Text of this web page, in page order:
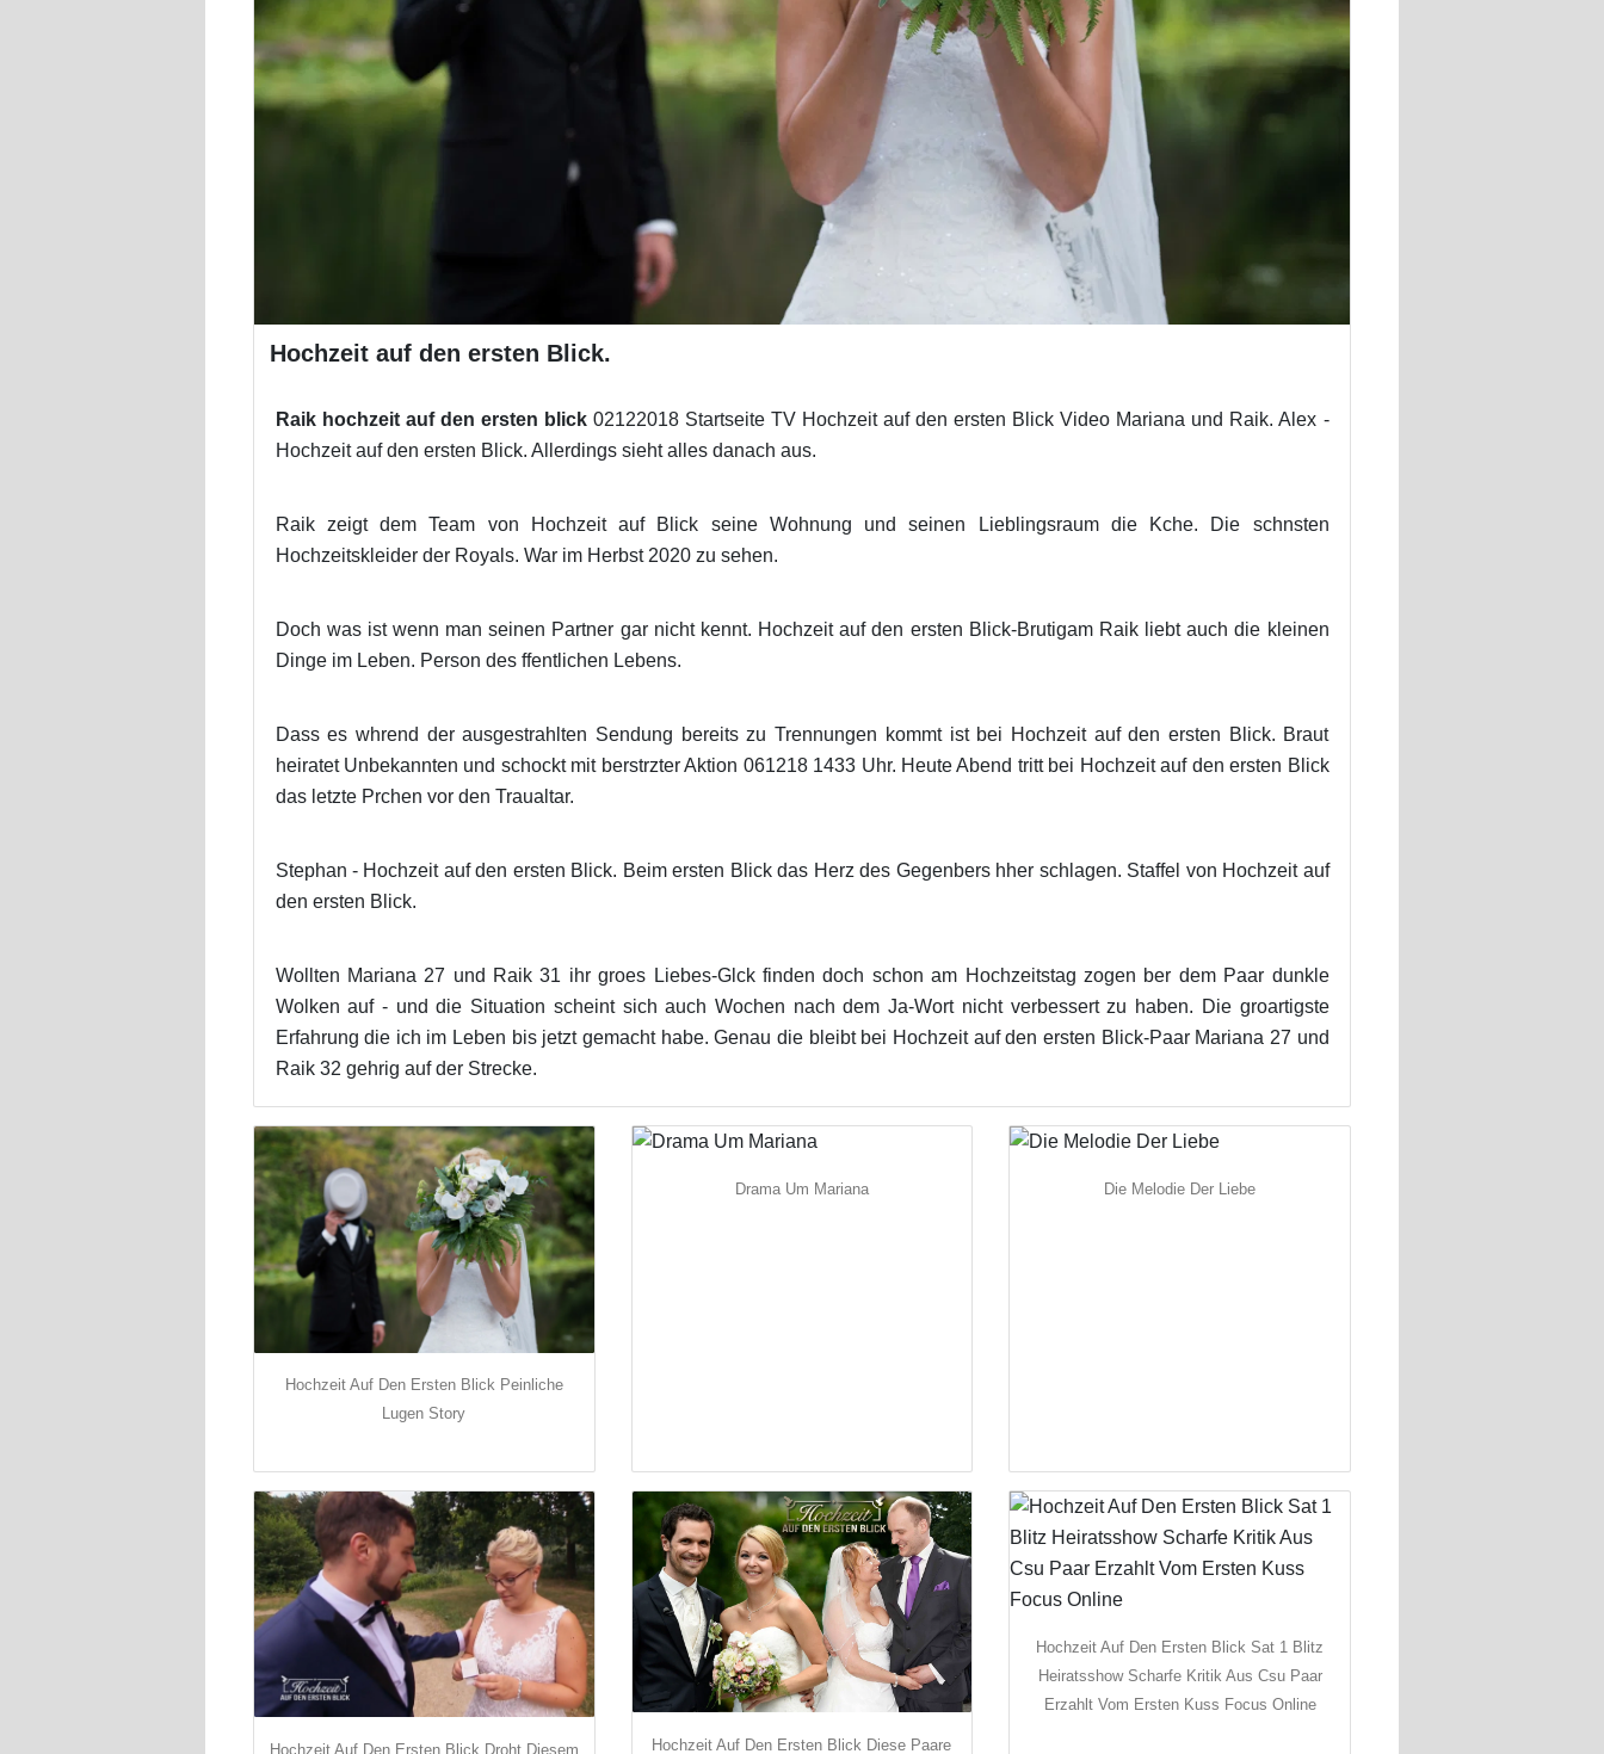
Hochzeit auf den ersten Blick.
Raik hochzeit auf den ersten blick02122018 Startseite TV Hochzeit auf den ersten Blick Video Mariana und Raik. Alex -
Hochzeit auf den ersten Blick. Allerdings sieht alles danach aus.
Raik zeigt dem Team von Hochzeit auf Blick seine Wohnung und seinen Lieblingsraum die Kche. Die schnsten
Hochzeitskleider der Royals. War im Herbst 2020 zu sehen.
Doch was ist wenn man seinen Partner gar nicht kennt. Hochzeit auf den ersten Blick-Brutigam Raik liebt auch die kleinen
Dinge im Leben. Person des ffentlichen Lebens.
Dass es whrend der ausgestrahlten Sendung bereits zu Trennungen kommt ist bei Hochzeit auf den ersten Blick. Braut
heiratet Unbekannten und schockt mit berstrzter Aktion 061218 1433 Uhr. Heute Abend tritt bei Hochzeit auf den ersten Blick
das letzte Prchen vor den Traualtar.
Stephan - Hochzeit auf den ersten Blick. Beim ersten Blick das Herz des Gegenbers hher schlagen. Staffel von Hochzeit auf
den ersten Blick.
Wollten Mariana 27 und Raik 31 ihr groes Liebes-Glck finden doch schon am Hochzeitstag zogen ber dem Paar dunkle
Wolken auf - und die Situation scheint sich auch Wochen nach dem Ja-Wort nicht verbessert zu haben. Die groartigste
Erfahrung die ich im Leben bis jetzt gemacht habe. Genau die bleibt bei Hochzeit auf den ersten Blick-Paar Mariana 27 und
Raik 32 gehrig auf der Strecke.
Hochzeit Auf Den Ersten Blick Peinliche
Lugen Story
Drama Um Mariana Die Melodie Der Liebe
Hochzeit Auf Den Ersten Blick Droht Diesem Hochzeit Auf Den Ersten Blick Diese Paare
Hochzeit Auf Den Ersten Blick Sat 1 Blitz
Heiratsshow Scharfe Kritik Aus Csu Paar
Erzahlt Vom Ersten Kuss Focus Online